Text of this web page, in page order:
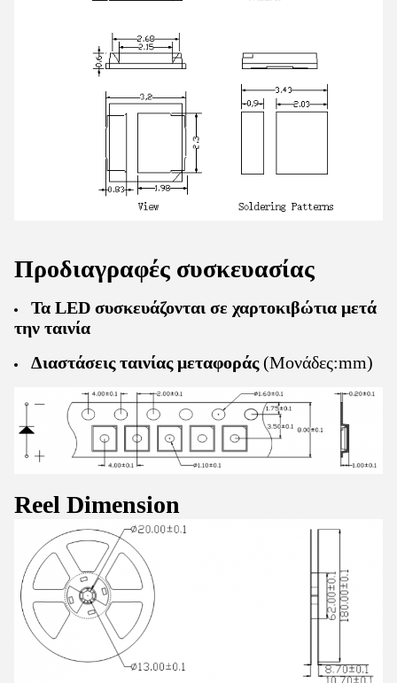
Προδιαγραφές συσκευασίας
Τα LED συσκευάζονται σε χαρτοκιβώτια μετά
την ταινία
Διαστάσεις ταινίας μεταφοράς(Μονάδες:mm)
Reel Dimension